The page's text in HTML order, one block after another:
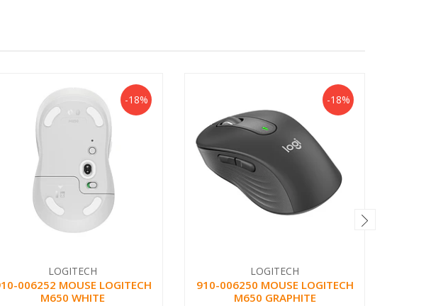
-18%
LOGITECH
006252 MOUSE LOGITECH
M650 WHITE
-18%
LOGITECH
910-006250 MOUSE LOGITECH
M650 GRAPHITE